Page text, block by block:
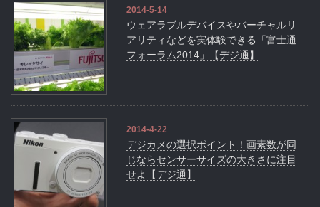
2014-5-14
ウェアラブルデバイスやバーチャルリ
アリティなどを実体験できる「富士通
フォーラム2014」【デジ通】
2014-4-22
デジカメの選択ポイント！画素数が同
じならセンサーサイズの大きさに注目
せよ【デジ通】